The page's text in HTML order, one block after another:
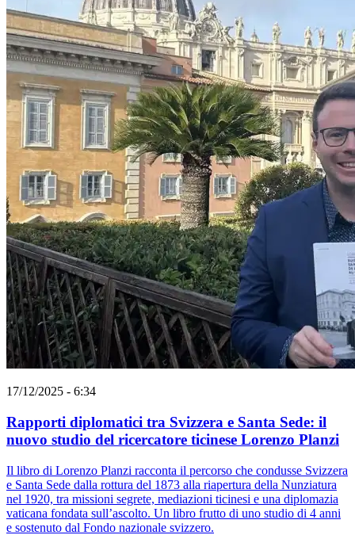
17/12/2025 - 6:34
Rapporti diplomatici tra Svizzera e Santa Sede: il
nuovo studio del ricercatore ticinese Lorenzo Planzi
Il libro di Lorenzo Planzi racconta il percorso che condusse Svizzera
e Santa Sede dalla rottura del 1873 alla riapertura della Nunziatura
nel 1920, tra missioni segrete, mediazioni ticinesi e una diplomazia
vaticana fondata sull’ascolto. Un libro frutto di uno studio di 4 anni
e sostenuto dal Fondo nazionale svizzero.